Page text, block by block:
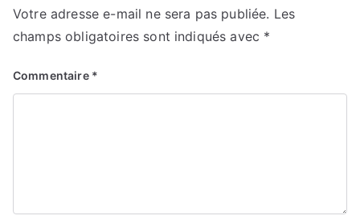
Votre adresse e-mail ne sera pas publiée. Les
champs obligatoires sont indiqués avec *
Commentaire *